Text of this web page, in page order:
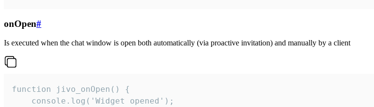
onOpen#
Is executed when the chat window is open both automatically (via proactive invitation) and manually by a client
function jivo_onOpen() {
    console.log('Widget opened');